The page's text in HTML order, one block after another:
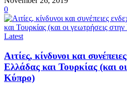
0
Latest
Αιτίες, κίνδυνοι και
Ελλάδας και Τουρκίας (και
Κύπρο)